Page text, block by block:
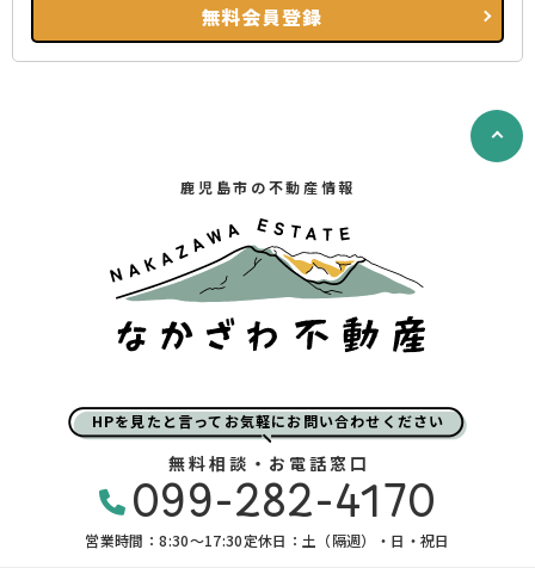
無料会員登録
鹿児島市の不動産情報
HPを見たと言ってお気軽にお問い合わせください
無料相談・お電話窓口
099-282-4170
営業時間：8:30〜17:30定休日：土（隔週）・日・祝日